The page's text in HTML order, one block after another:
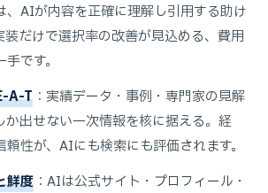
、AIが内容を正確に理解し引用する助け
装だけで選択率の改善が見込める、費用
です。
A-T ：実績データ・事例・専門家の見解
か出せない一次情報を核に据える。経
性が、AIにも検索にも評価されます。
鮮度 ：AIは公式サイト・プロフィール・